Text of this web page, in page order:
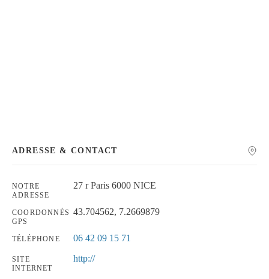
ADRESSE & CONTACT
NOTRE
ADRESSE
27 r Paris 6000 NICE
COORDONNÉS
GPS
43.704562, 7.2669879
TÉLÉPHONE 06 42 09 15 71
SITE
INTERNET
http://